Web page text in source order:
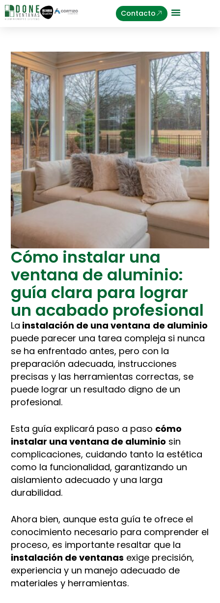
Contacto
Cómo instalar una
ventana de aluminio:
guía clara para lograr
un acabado profesional
La instalación de una ventana de aluminio
puede parecer una tarea compleja si nunca
se ha enfrentado antes, pero con la
preparación adecuada, instrucciones
precisas y las herramientas correctas, se
puede lograr un resultado digno de un
profesional.
Esta guía explicará paso a paso cómo
instalar una ventana de aluminio sin
complicaciones, cuidando tanto la estética
como la funcionalidad, garantizando un
aislamiento adecuado y una larga
durabilidad.
Ahora bien, aunque esta guía te ofrece el
conocimiento necesario para comprender el
proceso, es importante resaltar que la
instalación de ventanas exige precisión,
experiencia y un manejo adecuado de
materiales y herramientas.